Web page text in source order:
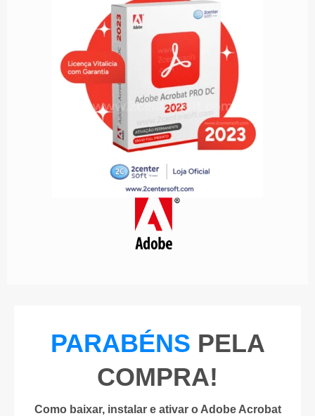
PARABÉNS PELA
COMPRA!
Como baixar, instalar e ativar o Adobe Acrobat